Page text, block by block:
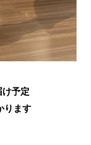
け予定
ります